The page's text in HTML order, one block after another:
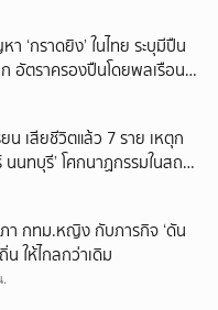
‘กราดยิง’ ในไทย ระบุมีปืน
อัตราครองปืนโดยพลเรือน
น เสียชีวิตแล้ว 7 ราย เหตุก
นทบุรี’ โศกนาฏกรรมในสถาน
ปี
า กทม.หญิง กับภารกิจ ‘ดัน
น ให้ไกลกว่าเดิม
.